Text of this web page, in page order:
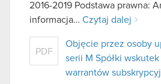
2016-2019 Podstawa prawna:
informacja… Czytaj dalej
PDF
Objęcie przez osoby
serii M Spółki
warrantów